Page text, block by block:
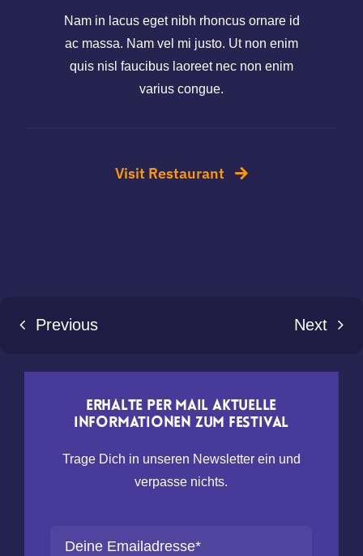
Nam in lacus eget nibh rhoncus ornare id
ac massa. Nam vel mi justo. Ut non enim
quis nisl faucibus laoreet nec non enim
varius congue.
Visit Restaurant
Previous Next
Erhalte per Mail aktuelle
Informationen zum Festival
Trage Dich in unseren Newsletter ein und
verpasse nichts.